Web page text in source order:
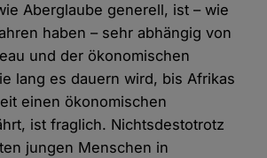
Aberglaube generell, ist – wie
haben – sehr abhängig von
und der ökonomischen
lang es dauern wird, bis Afrikas
einen ökonomischen
ist fraglich. Nichtsdestotrotz
jungen Menschen in